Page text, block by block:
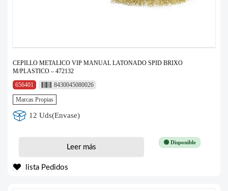
CEPILLO METALICO VIP MANUAL LATONADO SPID BRIXO
M/PLASTICO – 472132
656401
8430045080026
Marcas Propias
12 Uds(Envase)
🟢 Disponible
Leer más
lista Pedidos